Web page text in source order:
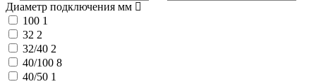
Диаметр подключения мм
100 1
32 2
32/40 2
40/100 8
40/50 1